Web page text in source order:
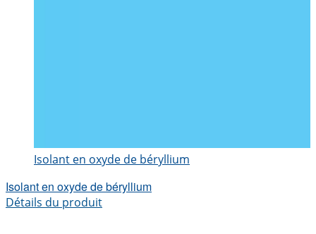
Isolant en oxyde de béryllium
Isolant en oxyde de béryllium
Détails du produit